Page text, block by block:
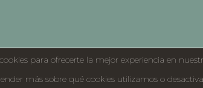
para ofrecerte la mejor experiencia en
más sobre qué cookies utilizamos o